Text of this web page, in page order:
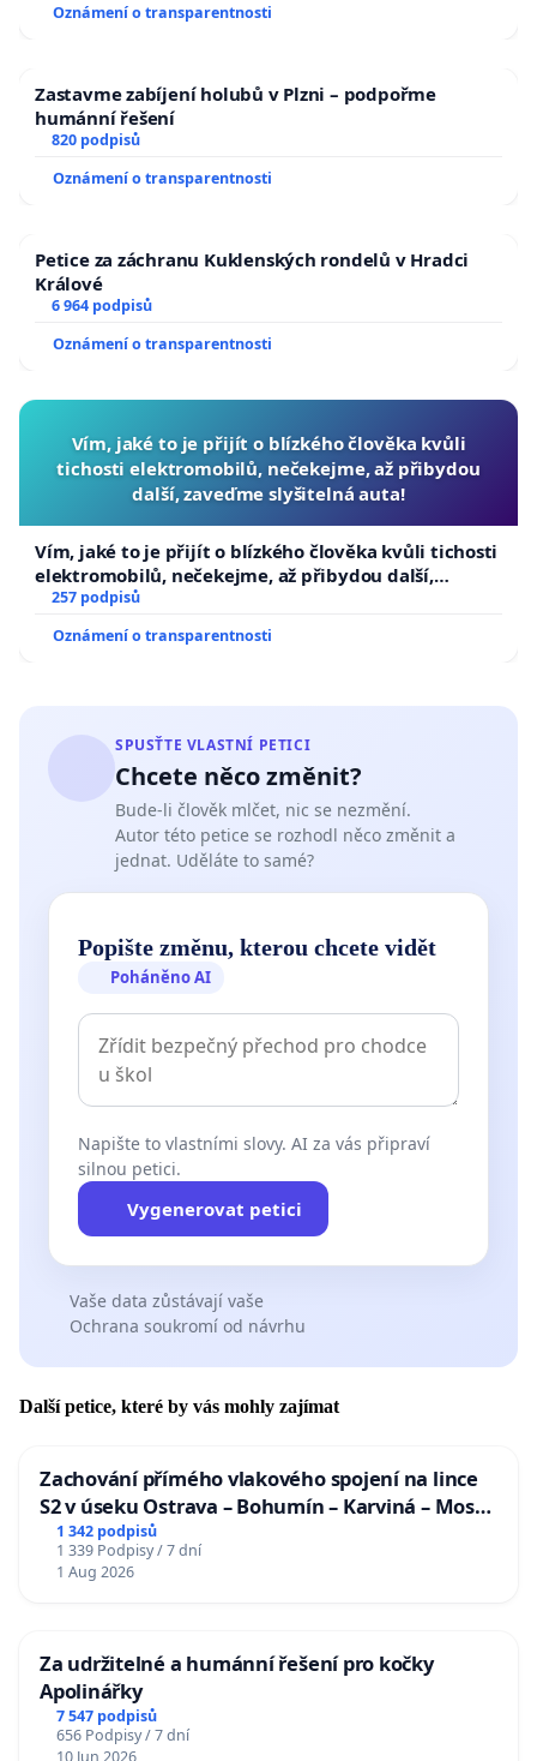
Oznámení o transparentnosti
Zastavme zabíjení holubů v Plzni – podpořme
humánní řešení
820 podpisů
Oznámení o transparentnosti
Petice za záchranu Kuklenských rondelů v Hradci
Králové
6 964 podpisů
Oznámení o transparentnosti
Vím, jaké to je přijít o blízkého člověka kvůli
tichosti elektromobilů, nečekejme, až přibydou
další, zaveďme slyšitelná auta!
Vím, jaké to je přijít o blízkého člověka kvůli tichosti
elektromobilů, nečekejme, až přibydou další,
zaveďme slyšitelná auta!
257 podpisů
Oznámení o transparentnosti
SPUSŤTE VLASTNÍ PETICI
Chcete něco změnit?
Bude-li člověk mlčet, nic se nezmění.
Autor této petice se rozhodl něco změnit a
jednat. Uděláte to samé?
Popište změnu, kterou chcete vidět
Poháněno AI
Napište to vlastními slovy. AI za vás připraví
silnou petici.
Vygenerovat petici
Vaše data zůstávají vaše
Ochrana soukromí od návrhu
Další petice, které by vás mohly zajímat
Zachování přímého vlakového spojení na lince
S2 v úseku Ostrava – Bohumín – Karviná – Mosty
u Jablunkova
1 342 podpisů
1 339 Podpisy / 7 dní
1 Aug 2026
Za udržitelné a humánní řešení pro kočky
Apolinářky
7 547 podpisů
656 Podpisy / 7 dní
10 Jun 2026